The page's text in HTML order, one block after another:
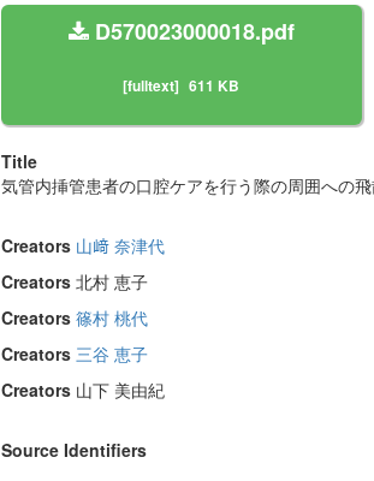
D570023000018.pdf
[fulltext] 611 KB
Title
気管内挿管患者の口腔ケアを行う際の周囲への
Creators 山﨑 奈津代
Creators 北村 恵子
Creators 篠村 桃代
Creators 三谷 恵子
Creators 山下 美由紀
Source Identifiers